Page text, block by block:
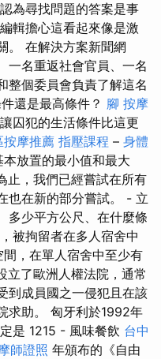
為尋找問題的答案是事
輯擔心這看起來像是激
。 在解決方案新聞網
一名重返社會官員、一名
整個委員會負責了解這名
還是最高條件？ 腳 按摩
囚犯的生活條件比這更
按摩推薦 指壓課程 – 身體
本放置的最小值和最大
止，我們已經嘗試在所有
也在新的部分嘗試。 - 立
多少平方公尺、在什麼條
被拘留者在多人宿舍中
，在單人宿舍中至少有
立了歐洲人權法院，通常
到成員國之一侵犯且在該
求助。 匈牙利於1992年
是 1215 - 風味餐飲 台中
師證照 年頒布的《自由